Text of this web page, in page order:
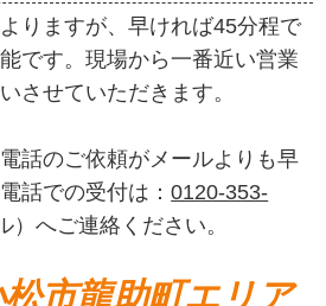
りますが、早ければ45分程で
です。現場から一番近い営業
させていただきます。
話のご依頼がメールよりも早
話での受付は：0120-353-
）へご連絡ください。
市龍助町エリア